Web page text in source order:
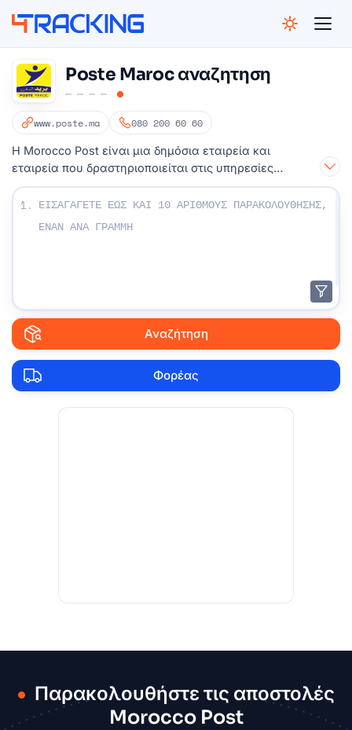
Poste Maroc αναζητηση
www.poste.ma 080 200 60 60
Η Morocco Post είναι μια δημόσια εταιρεία και
εταιρεία που δραστηριοποιείται στις υπηρεσίες
logistics
Εισαγάγετε τους αριθμούς παρακολούθησης:
1.
Αναζήτηση
Φορέας
Παρακολουθήστε τις αποστολές
Morocco Post